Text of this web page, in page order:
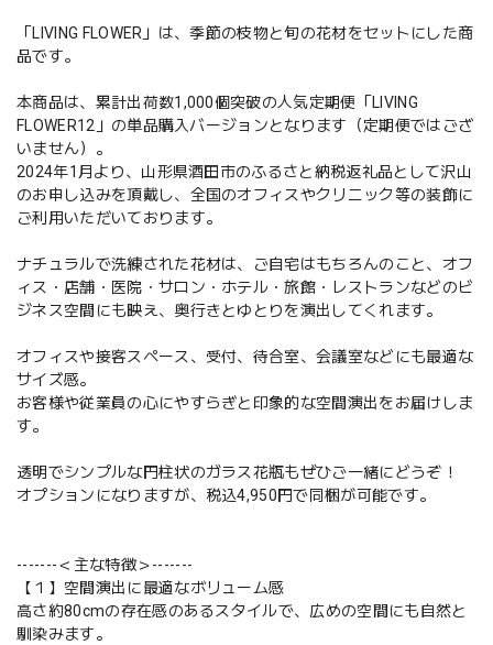
「LIVING FLOWER」は、季節の枝物と旬の花材をセットにした商
品です。
本商品は、累計出荷数1,000個突破の人気定期便「LIVING
FLOWER12」の単品購入バージョンとなります（定期便ではござ
いません）。
2024年1月より、山形県酒田市のふるさと納税返礼品として沢山
のお申し込みを頂戴し、全国のオフィスやクリニック等の装飾に
ご利用いただいております。
ナチュラルで洗練された花材は、ご自宅はもちろんのこと、オフ
ィス・店舗・医院・サロン・ホテル・旅館・レストランなどのビ
ジネス空間にも映え、奥行きとゆとりを演出してくれます。
オフィスや接客スペース、受付、待合室、会議室などにも最適な
サイズ感。
お客様や従業員の心にやすらぎと印象的な空間演出をお届けしま
す。
透明でシンプルな円柱状のガラス花瓶もぜひご一緒にどうぞ！
オプションになりますが、税込4,950円で同梱が可能です。
-------＜主な特徴＞-------
【１】空間演出に最適なボリューム感
高さ約80cmの存在感のあるスタイルで、広めの空間にも自然と
馴染みます。